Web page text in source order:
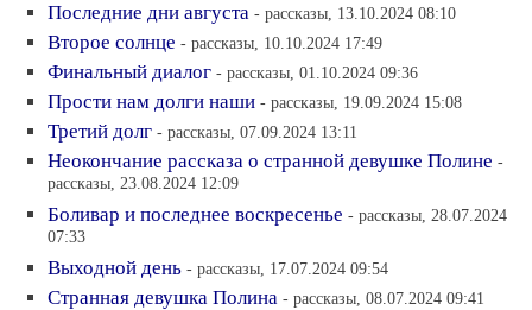
Последние дни августа - рассказы, 13.10.2024 08:10
Второе солнце - рассказы, 10.10.2024 17:49
Финальный диалог - рассказы, 01.10.2024 09:36
Прости нам долги наши - рассказы, 19.09.2024 15:08
Третий долг - рассказы, 07.09.2024 13:11
Неокончание рассказа о странной девушке Полине -
рассказы, 23.08.2024 12:09
Боливар и последнее воскресенье - рассказы, 28.07.2024
07:33
Выходной день - рассказы, 17.07.2024 09:54
Странная девушка Полина - рассказы, 08.07.2024 09:41